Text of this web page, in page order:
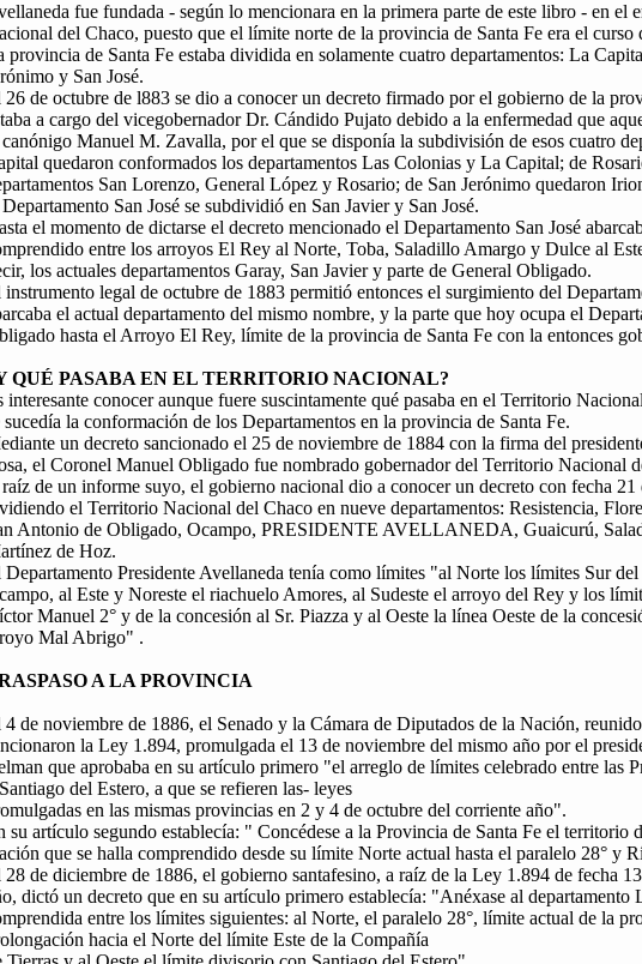
fue fundada - según lo mencionara en la primera parte de este libro - en el
del Chaco, puesto que el límite norte de la provincia de Santa Fe era el
provincia de Santa Fe estaba dividida en solamente cuatro departamentos: La
y San José.
26 de octubre de l883 se dio a conocer un decreto firmado por el gobierno de la
a cargo del vicegobernador Dr. Cándido Pujato debido a la enfermedad que
Manuel M. Zavalla, por el que se disponía la subdivisión de esos cuatro
quedaron conformados los departamentos Las Colonias y La Capital; de
San Lorenzo, General López y Rosario; de San Jerónimo quedaron
San José se subdividió en San Javier y San José.
el momento de dictarse el decreto mencionado el Departamento San José
entre los arroyos El Rey al Norte, Toba, Saladillo Amargo y Dulce al
los actuales departamentos Garay, San Javier y parte de General Obligado.
instrumento legal de octubre de 1883 permitió entonces el surgimiento del
el actual departamento del mismo nombre, y la parte que hoy ocupa el
hasta el Arroyo El Rey, límite de la provincia de Santa Fe con la entonces
QUÉ PASABA EN EL TERRITORIO NACIONAL?
interesante conocer aunque fuere suscintamente qué pasaba en el Territorio
sucedía la conformación de los Departamentos en la provincia de Santa Fe.
un decreto sancionado el 25 de noviembre de 1884 con la firma del
el Coronel Manuel Obligado fue nombrado gobernador del Territorio Nacional
de un informe suyo, el gobierno nacional dio a conocer un decreto con fecha 21
el Territorio Nacional del Chaco en nueve departamentos: Resistencia,
Antonio de Obligado, Ocampo, PRESIDENTE AVELLANEDA, Guaicurú,
de Hoz.
Departamento Presidente Avellaneda tenía como límites "al Norte los límites Sur
al Este y Noreste el riachuelo Amores, al Sudeste el arroyo del Rey y los
Manuel 2° y de la concesión al Sr. Piazza y al Oeste la línea Oeste de la
Mal Abrigo" .
A LA PROVINCIA
4 de noviembre de 1886, el Senado y la Cámara de Diputados de la Nación,
la Ley 1.894, promulgada el 13 de noviembre del mismo año por el
que aprobaba en su artículo primero "el arreglo de límites celebrado entre las
del Estero, a que se refieren las- leyes
en las mismas provincias en 2 y 4 de octubre del corriente año".
su artículo segundo establecía: " Concédese a la Provincia de Santa Fe el territorio
que se halla comprendido desde su límite Norte actual hasta el paralelo 28° y
28 de diciembre de 1886, el gobierno santafesino, a raíz de la Ley 1.894 de fecha
dictó un decreto que en su artículo primero establecía: "Anéxase al departamento
entre los límites siguientes: al Norte, el paralelo 28°, límite actual de la
hacia el Norte del límite Este de la Compañía